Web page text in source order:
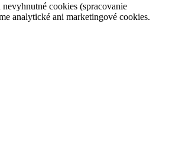
cookies (spracovanie
analytické ani marketingové cookies.